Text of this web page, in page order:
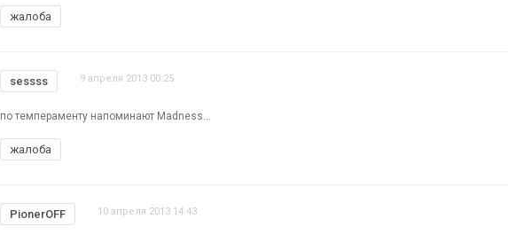
жалоба
sessss 9 апреля 2013 00:25
по темпераменту напоминают Madness...
жалоба
PionerOFF 10 апреля 2013 14:43